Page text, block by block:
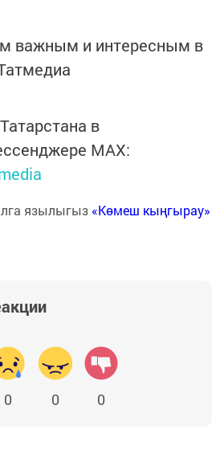
важным и интересным в
в
MАХ:
язылыгыз «Көмеш кыңгырау»
0 0 0